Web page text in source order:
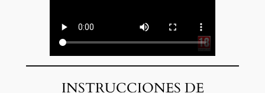
INSTRUCCIONES DE